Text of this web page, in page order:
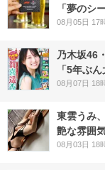
「夢のシ
08月05日 17
乃木坂46
「5年ぶ
08月07日 18
東雲うみ
艶な雰囲
08月03日 18